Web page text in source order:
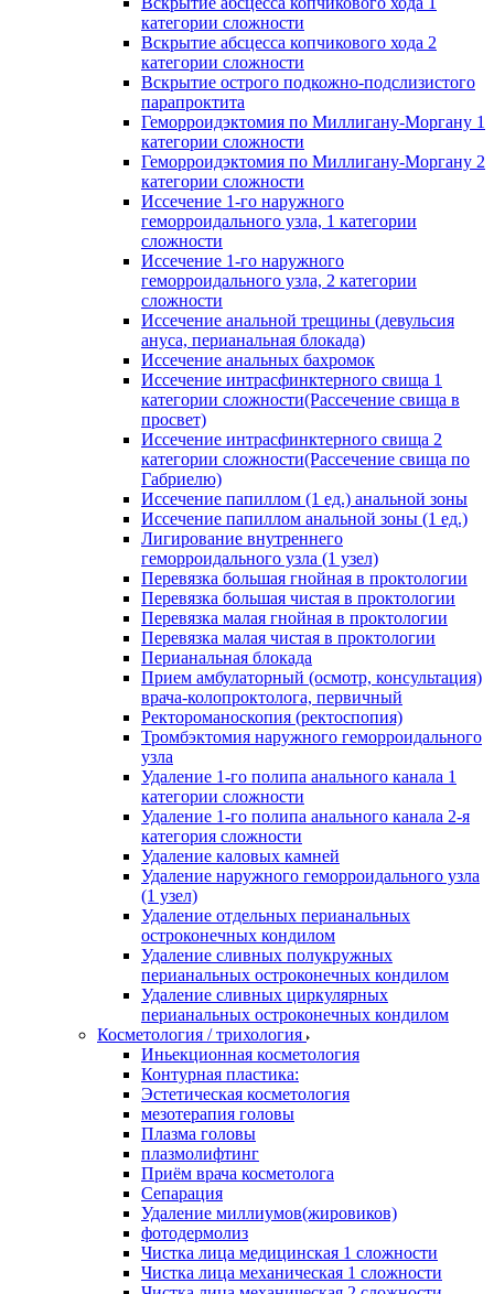
категории сложности
Вскрытие абсцесса копчикового хода 2
категории сложности
Вскрытие острого подкожно-подслизистого
парапроктита
Геморроидэктомия по Миллигану-Моргану 1
категории сложности
Геморроидэктомия по Миллигану-Моргану 2
категории сложности
Иссечение 1-го наружного
геморроидального узла, 1 категории
сложности
Иссечение 1-го наружного
геморроидального узла, 2 категории
сложности
Иссечение анальной трещины (девульсия
ануса, перианальная блокада)
Иссечение анальных бахромок
Иссечение интрасфинктерного свища 1
категории сложности(Рассечение свища в
просвет)
Иссечение интрасфинктерного свища 2
категории сложности(Рассечение свища по
Габриелю)
Иссечение папиллом (1 ед.) анальной зоны
Иссечение папиллом анальной зоны (1 ед.)
Лигирование внутреннего
геморроидального узла (1 узел)
Перевязка большая гнойная в проктологии
Перевязка большая чистая в проктологии
Перевязка малая гнойная в проктологии
Перевязка малая чистая в проктологии
Перианальная блокада
Прием амбулаторный (осмотр, консультация)
врача-колопроктолога, первичный
Ректороманоскопия (ректоспопия)
Тромбэктомия наружного геморроидального
узла
Удаление 1-го полипа анального канала 1
категории сложности
Удаление 1-го полипа анального канала 2-я
категория сложности
Удаление каловых камней
Удаление наружного геморроидального узла
(1 узел)
Удаление отдельных перианальных
остроконечных кондилом
Удаление сливных полукружных
перианальных остроконечных кондилом
Удаление сливных циркулярных
перианальных остроконечных кондилом
Косметология / трихология
Иньекционная косметология
Контурная пластика:
Эстетическая косметология
мезотерапия головы
Плазма головы
плазмолифтинг
Приём врача косметолога
Сепарация
Удаление миллиумов(жировиков)
фотодермолиз
Чистка лица медицинская 1 сложности
Чистка лица механическая 1 сложности